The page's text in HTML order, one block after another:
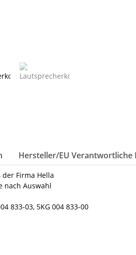
Hersteller/EU Verantwortliche
Firma Hella
nach Auswahl
833-03, 5KG 004 833-00